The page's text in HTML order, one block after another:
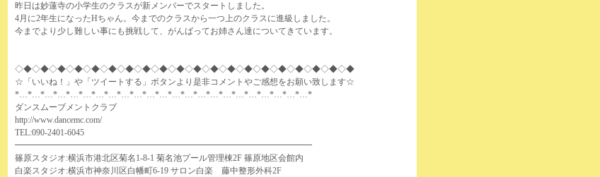
昨日は妙蓮寺の小学生のクラスが新メンバーでスタートしました。
4月に2年生になったHちゃん。今までのクラスから一つ上のクラスに進級しました。
今までより少し難しい事にも挑戦して、がんばってお姉さん達についてきています。
◇◆◇◆◇◆◇◆◇◆◇◆◇◆◇◆◇◆◇◆◇◆◇◆◇◆◇◆◇◆◇◆◇◆◇◆◇◆◇◆
☆「いいね！」や「ツイートする」ボタンより是非コメントやご感想をお願い致します☆
*…*…*…*…*…*…*…*…*…*…*…*…*…*…*…*…*…*…*…*…*…*…*…*
ダンスムーブメントクラブ
http://www.dancemc.com/
TEL:090-2401-6045
━━━━━━━━━━━━━━━━━━━━━━━━━━━━━━━━━━━
篠原スタジオ:横浜市港北区菊名1-8-1 菊名池プール管理棟2F 篠原地区会館内
白楽スタジオ:横浜市神奈川区白幡町6-19 サロン白楽 藤中整形外科2F